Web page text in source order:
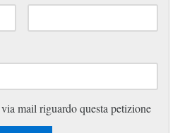
mail riguardo questa petizione